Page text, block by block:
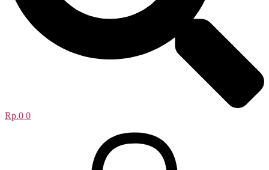
Rp.0 0